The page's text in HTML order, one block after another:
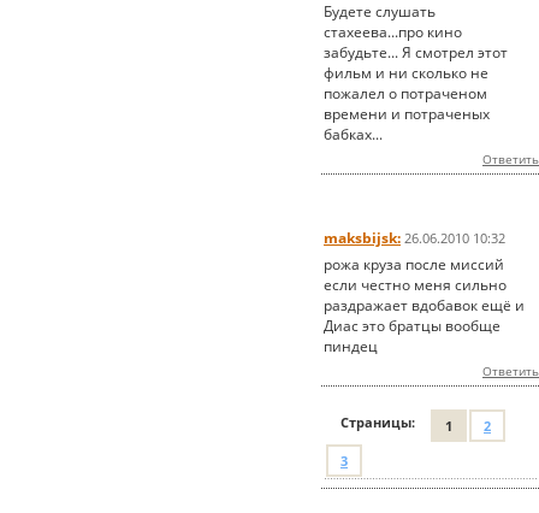
Будете слушать
стахеева...про кино
забудьте... Я смотрел этот
фильм и ни сколько не
пожалел о потраченом
времени и потраченых
бабках...
Ответить
maksbijsk: 26.06.2010 10:32
рожа круза после миссий
если честно меня сильно
раздражает вдобавок ещё и
Диас это братцы вообще
пиндец
Ответить
Страницы: 1
2
3